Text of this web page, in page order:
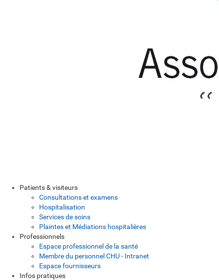
Patients & visiteurs
Consultations et examens
Hospitalisation
Services de soins
Plaintes et Médiations hospitalières
Professionnels
Espace professionnel de la santé
Membre du personnel CHU - Intranet
Espace fournisseurs
Infos pratiques